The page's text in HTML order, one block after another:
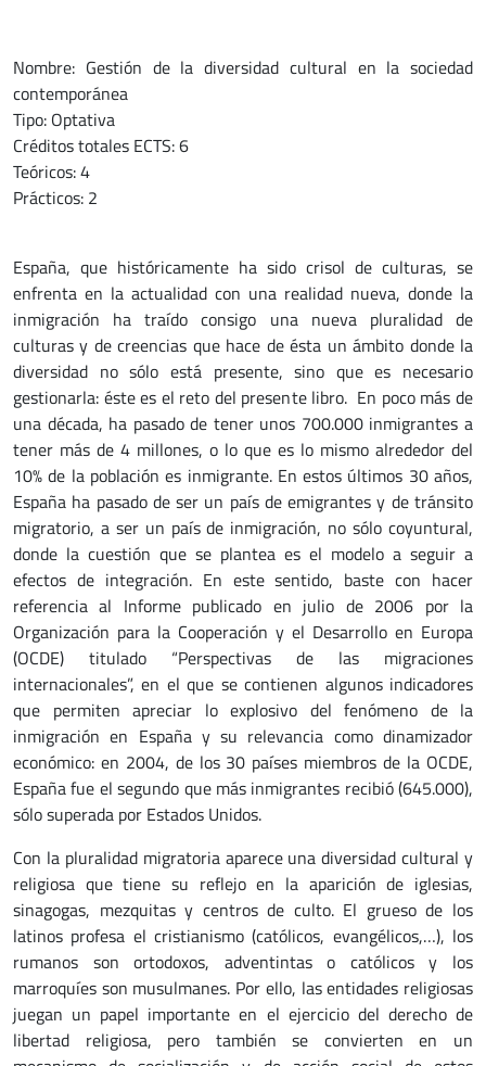
Nombre: Gestión de la diversidad cultural en la sociedad
contemporánea
Tipo: Optativa
Créditos totales ECTS: 6
Teóricos: 4
Prácticos: 2
España, que históricamente ha sido crisol de culturas, se
enfrenta en la actualidad con una realidad nueva, donde la
inmigración ha traído consigo una nueva pluralidad de
culturas y de creencias que hace de ésta un ámbito donde la
diversidad no sólo está presente, sino que es necesario
gestionarla: éste es el reto del presente libro. En poco más de
una década, ha pasado de tener unos 700.000 inmigrantes a
tener más de 4 millones, o lo que es lo mismo alrededor del
10% de la población es inmigrante. En estos últimos 30 años,
España ha pasado de ser un país de emigrantes y de tránsito
migratorio, a ser un país de inmigración, no sólo coyuntural,
donde la cuestión que se plantea es el modelo a seguir a
efectos de integración. En este sentido, baste con hacer
referencia al Informe publicado en julio de 2006 por la
Organización para la Cooperación y el Desarrollo en Europa
(OCDE) titulado “Perspectivas de las migraciones
internacionales”, en el que se contienen algunos indicadores
que permiten apreciar lo explosivo del fenómeno de la
inmigración en España y su relevancia como dinamizador
económico: en 2004, de los 30 países miembros de la OCDE,
España fue el segundo que más inmigrantes recibió (645.000),
sólo superada por Estados Unidos.
Con la pluralidad migratoria aparece una diversidad cultural y
religiosa que tiene su reflejo en la aparición de iglesias,
sinagogas, mezquitas y centros de culto. El grueso de los
latinos profesa el cristianismo (católicos, evangélicos,…), los
rumanos son ortodoxos, adventintas o católicos y los
marroquíes son musulmanes. Por ello, las entidades religiosas
juegan un papel importante en el ejercicio del derecho de
libertad religiosa, pero también se convierten en un